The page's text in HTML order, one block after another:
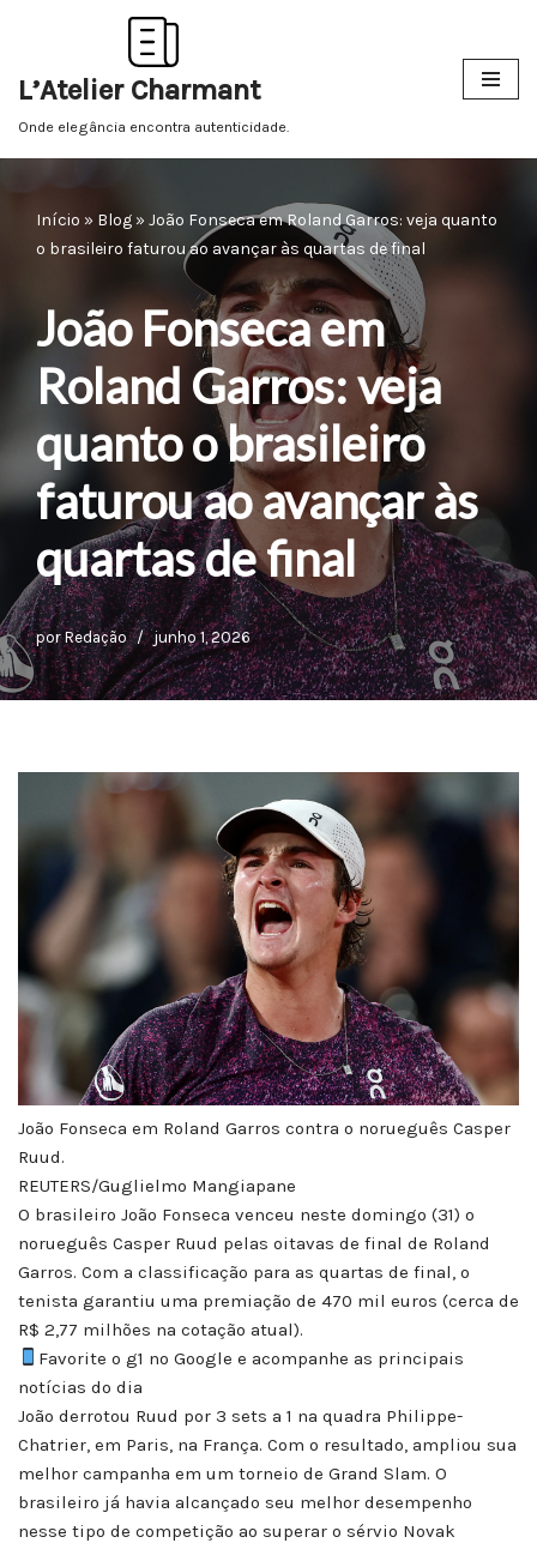
para
o
L’Atelier Charmant
Onde elegância encontra autenticidade.
Início » Blog » João Fonseca em Roland Garros: veja quanto
o brasileiro faturou ao avançar às quartas de final
João Fonseca em
Roland Garros: veja
quanto o brasileiro
faturou ao avançar às
quartas de final
por Redação junho 1, 2026
João Fonseca em Roland Garros contra o norueguês Casper
Ruud.
REUTERS/Guglielmo Mangiapane
O brasileiro João Fonseca venceu neste domingo (31) o
norueguês Casper Ruud pelas oitavas de final de Roland
Garros. Com a classificação para as quartas de final, o
tenista garantiu uma premiação de 470 mil euros (cerca de
R$ 2,77 milhões na cotação atual).
Favorite o g1 no Google e acompanhe as principais
notícias do dia
João derrotou Ruud por 3 sets a 1 na quadra Philippe-
Chatrier, em Paris, na França. Com o resultado, ampliou sua
melhor campanha em um torneio de Grand Slam. O
brasileiro já havia alcançado seu melhor desempenho
nesse tipo de competição ao superar o sérvio Novak